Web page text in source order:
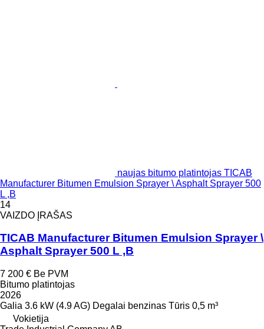
naujas bitumo platintojas TICAB
Manufacturer Bitumen Emulsion Sprayer \ Asphalt Sprayer 500
L ,B
14
VAIZDO ĮRAŠAS
TICAB Manufacturer Bitumen Emulsion Sprayer \
Asphalt Sprayer 500 L ,B
7 200 € Be PVM
Bitumo platintojas
2026
Galia 3.6 kW (4.9 AG) Degalai benzinas Tūris 0,5 m³
Vokietija